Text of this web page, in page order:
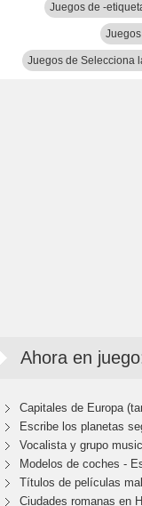
Juegos de -
Juegos de Selecciona
Ahora en
Capitales de Europa
Escribe los planetas
Vocalista y grupo
Modelos de coches -
Títulos de películas
Ciudades romanas en